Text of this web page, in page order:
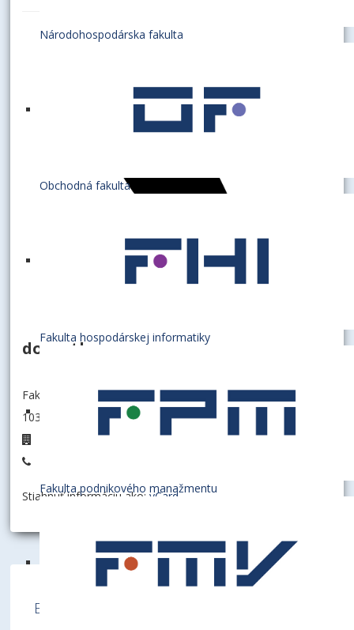
Národohospodárska fakulta
Obchodná fakulta
Fakulta hospodárskej informatiky
Fakulta podnikového manažmentu
docentka
Fakulta hospodárskej informatiky
103002 - Katedra účtovníctva a audítorstva
Stiahnuť informáciu ako:vCard
Ekonomická univerzita v Bratislave je členom